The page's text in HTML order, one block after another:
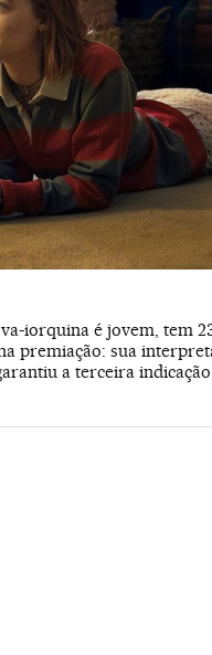
iorquina é jovem, tem
premiação: sua
a terceira